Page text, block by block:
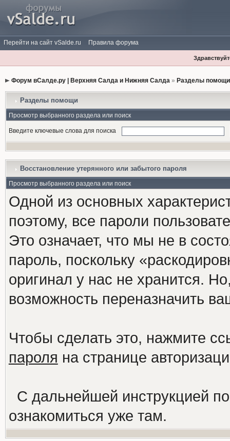
Перейти на сайт vSalde.ru Правила форума
Форум вСалде.ру | Верхняя Салда и Нижняя Салда» Разделы
Разделы помощи
Просмотр выбранного раздела или поиск
Введите ключевые слова для поиска
Восстановление утерянного или забытого пароля
Просмотр выбранного раздела или поиск
Одной из основных
поэтому, все пароли
Это означает, что мы не в
пароль, поскольку
оригинал у нас не хранится.
возможность переназначить
Чтобы сделать это, нажмите
пароля на странице
С дальнейшей инструкцией
ознакомиться уже там.